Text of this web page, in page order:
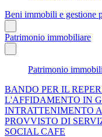
Beni immobili e gestione
Patrimonio immobiliare
Patrimonio
BANDO PER IL
L'AFFIDAMENTO IN
INTRATTENIMENTO
PROVVISTO DI
SOCIAL CAFE